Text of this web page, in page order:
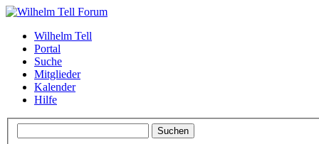
Wilhelm Tell
Portal
Suche
Mitglieder
Kalender
Hilfe